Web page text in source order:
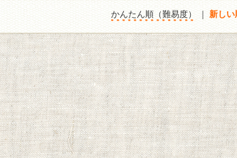
かんたん順（難易度） 新しい